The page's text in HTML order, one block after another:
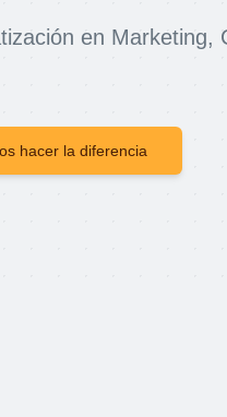
en Marketing,
hacer la diferencia